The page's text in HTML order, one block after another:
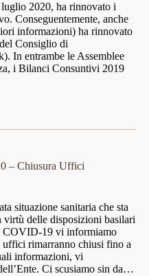
2020, ha rinnovato i
Conseguentemente, anche
informazioni) ha rinnovato
Consiglio di
In entrambe le Assemblee
i Bilanci Consuntivi 2019
– Chiusura Uffici
situazione sanitaria che sta
virtù delle disposizioni basilari
COVID-19 vi informiamo
rimarranno chiusi fino a
informazioni, vi
Ci scusiamo sin da…